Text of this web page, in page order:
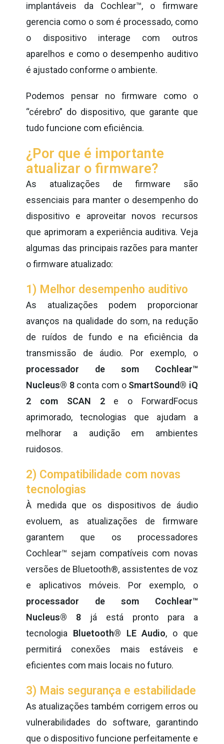
implantáveis da ​​Cochlear™, o firmware
gerencia como o som é processado, como
o dispositivo interage com outros
aparelhos e como o desempenho auditivo
é ajustado conforme o ambiente.
Podemos pensar no firmware como o
“cérebro” do dispositivo, que garante que
tudo funcione com eficiência.
¿Por que é importante
atualizar o firmware?
As atualizações de firmware são
essenciais para manter o desempenho do
dispositivo e aproveitar novos recursos
que aprimoram a experiência auditiva. Veja
algumas das principais razões para manter
o firmware atualizado:
1) Melhor desempenho auditivo
As atualizações podem proporcionar
avanços na qualidade do som, na redução
de ruídos de fundo e na eficiência da
transmissão de áudio. Por exemplo, o
processador de som Cochlear™
Nucleus® 8conta com o SmartSound® iQ
2 com SCAN 2e o ForwardFocus
aprimorado, tecnologias que ajudam a
melhorar a audição em ambientes
ruidosos.
2) Compatibilidade com novas
tecnologias
À medida que os dispositivos de áudio
evoluem, as atualizações de firmware
garantem que os processadores
Cochlear™ sejam compatíveis com novas
versões de Bluetooth®, assistentes de voz
e aplicativos móveis. Por exemplo, o
processador de som Cochlear™
Nucleus® 8 já está pronto para a
tecnologia Bluetooth® LE Audio, o que
permitirá conexões mais estáveis ​​e
eficientes com mais locais no futuro.
3) Mais segurança e estabilidade
As atualizações também corrigem erros ou
vulnerabilidades do software, garantindo
que o dispositivo funcione perfeitamente e